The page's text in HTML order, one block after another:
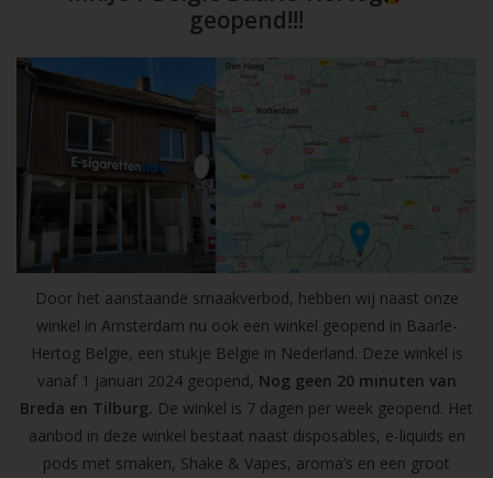
geopend!!!
Door het aanstaande smaakverbod, hebben wij naast onze
winkel in Amsterdam nu ook een winkel geopend in Baarle-
Hertog Belgie, een stukje Belgie in Nederland. Deze winkel is
vanaf 1 januari 2024 geopend, Nog geen 20 minuten van
Breda en Tilburg. De winkel is 7 dagen per week geopend. Het
aanbod in deze winkel bestaat naast disposables, e-liquids en
pods met smaken, Shake & Vapes, aroma’s en een groot